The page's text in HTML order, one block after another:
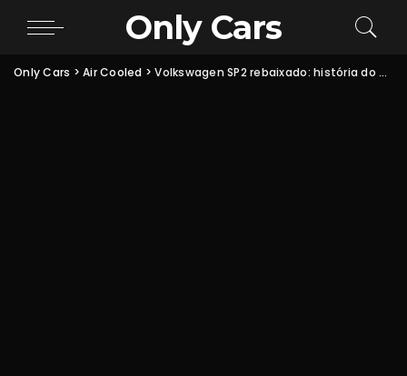
Only Cars
Only Cars >Air Cooled >Volkswagen SP2 rebaixado: história do esportivo brasileiro + fotos do projeto